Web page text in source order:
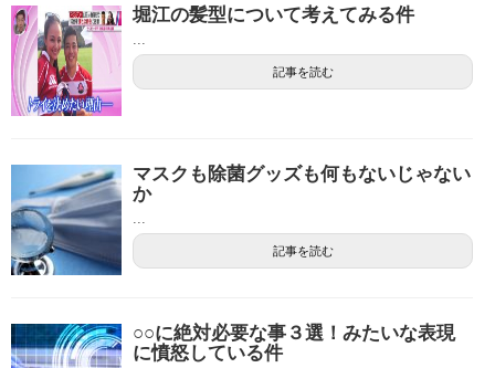
堀江の髪型について考えてみる件
...
記事を読む
マスクも除菌グッズも何もないじゃない
か
...
記事を読む
○○に絶対必要な事３選！みたいな表現
に憤怒している件